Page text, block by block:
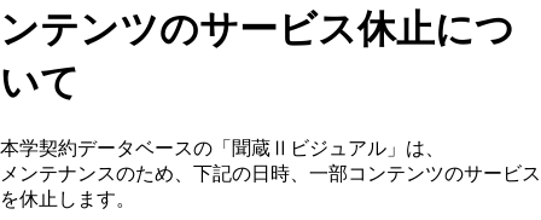
ンテンツのサービス休止につ
いて
本学契約データベースの「聞蔵Ⅱビジュアル」は、
メンテナンスのため、下記の日時、一部コンテンツのサービス
を休止します。